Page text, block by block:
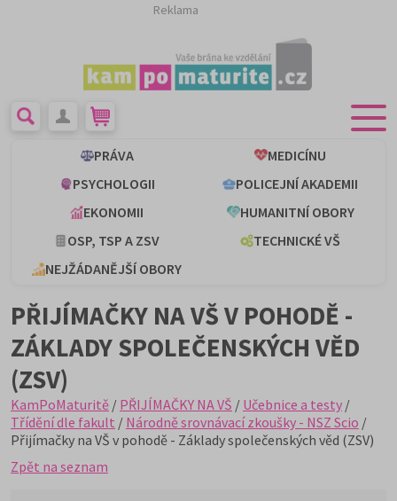
Reklama
PRÁVA
MEDICÍNU
PSYCHOLOGII
POLICEJNÍ AKADEMII
EKONOMII
HUMANITNÍ OBORY
OSP, TSP A ZSV
TECHNICKÉ VŠ
NEJŽÁDANĚJŠÍ OBORY
PŘIJÍMAČKY NA VŠ V POHODĚ -
ZÁKLADY SPOLEČENSKÝCH VĚD
(ZSV)
KamPoMaturitě / PŘIJÍMAČKY NA VŠ / Učebnice a testy /
Třídění dle fakult / Národně srovnávací zkoušky - NSZ Scio /
Přijímačky na VŠ v pohodě - Základy společenských věd (ZSV)
Zpět na seznam